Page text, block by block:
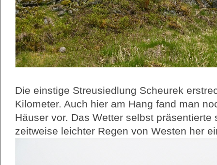
Die einstige Streusiedlung Scheurek
Kilometer. Auch hier am Hang fand man
Häuser vor. Das Wetter selbst
zeitweise leichter Regen von Westen her